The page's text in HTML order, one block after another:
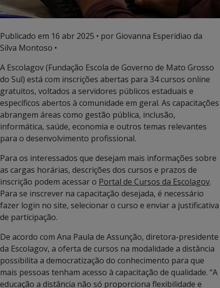
Publicado em 16 abr 2025 • por Giovanna Esperidiao da
Silva Montoso •
A Escolagov (Fundação Escola de Governo de Mato Grosso
do Sul) está com inscrições abertas para 34 cursos online
gratuitos, voltados a servidores públicos estaduais e
específicos abertos à comunidade em geral. As capacitações
abrangem áreas como gestão pública, inclusão,
informática, saúde, economia e outros temas relevantes
para o desenvolvimento profissional.
Para os interessados que desejam mais informações sobre
as cargas horárias, descrições dos cursos e prazos de
inscrição podem acessar o Portal de Cursos da Escolagov.
Para se inscrever na capacitação desejada, é necessário
fazer login no site, selecionar o curso e enviar a justificativa
de participação.
De acordo com Ana Paula de Assunção, diretora-presidente
da Escolagov, a oferta de cursos na modalidade a distância
possibilita a democratização do conhecimento para que
mais pessoas tenham acesso à capacitação de qualidade. “A
educação a distância não só proporciona flexibilidade e